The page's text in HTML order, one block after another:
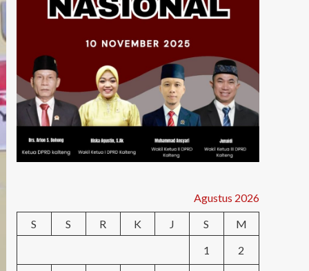
Agustus 2026
S
S R K J S
M
1
2